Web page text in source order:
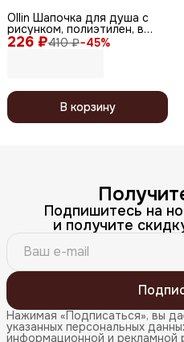
226 ₽410 ₽−45%
Ollin Шапочка для душа с
рисунком, полиэтилен, в
ассортименте
В корзину
Подпишитесь на
и получите
Нажимая «Подписаться», вы
указанных персональных
информационной и рекламной